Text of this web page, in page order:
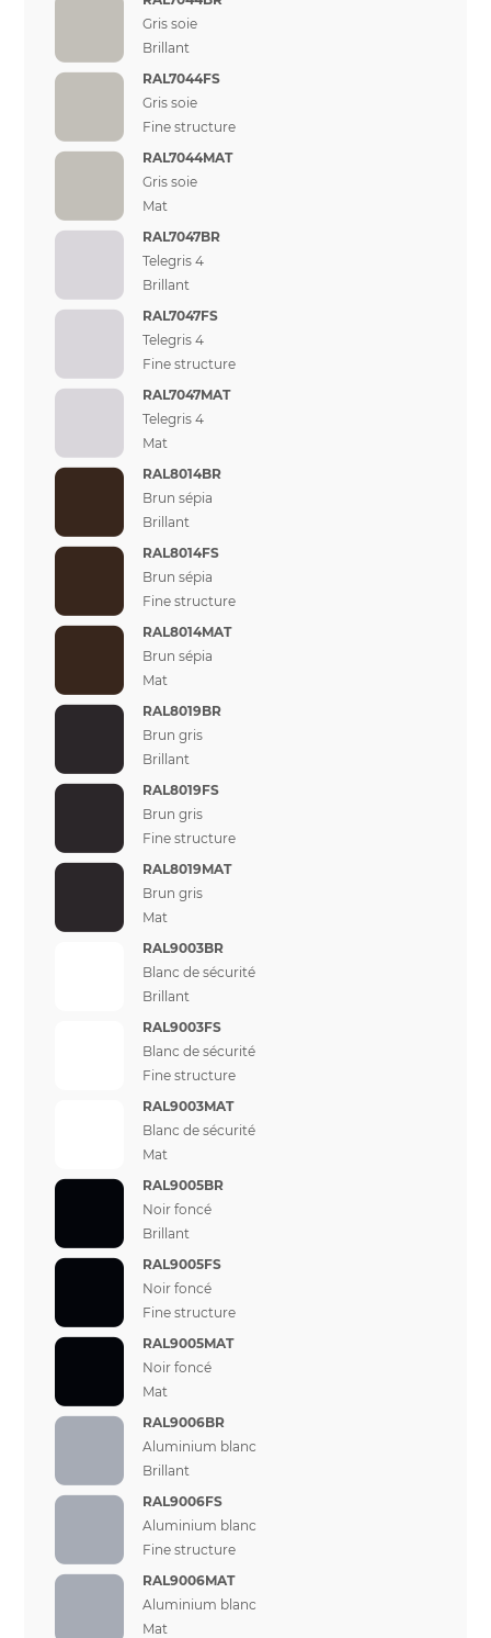
Gris soie
Brillant
RAL7044FS
Gris soie
Fine structure
RAL7044MAT
Gris soie
Mat
RAL7047BR
Telegris 4
Brillant
RAL7047FS
Telegris 4
Fine structure
RAL7047MAT
Telegris 4
Mat
RAL8014BR
Brun sépia
Brillant
RAL8014FS
Brun sépia
Fine structure
RAL8014MAT
Brun sépia
Mat
RAL8019BR
Brun gris
Brillant
RAL8019FS
Brun gris
Fine structure
RAL8019MAT
Brun gris
Mat
RAL9003BR
Blanc de sécurité
Brillant
RAL9003FS
Blanc de sécurité
Fine structure
RAL9003MAT
Blanc de sécurité
Mat
RAL9005BR
Noir foncé
Brillant
RAL9005FS
Noir foncé
Fine structure
RAL9005MAT
Noir foncé
Mat
RAL9006BR
Aluminium blanc
Brillant
RAL9006FS
Aluminium blanc
Fine structure
RAL9006MAT
Aluminium blanc
Mat